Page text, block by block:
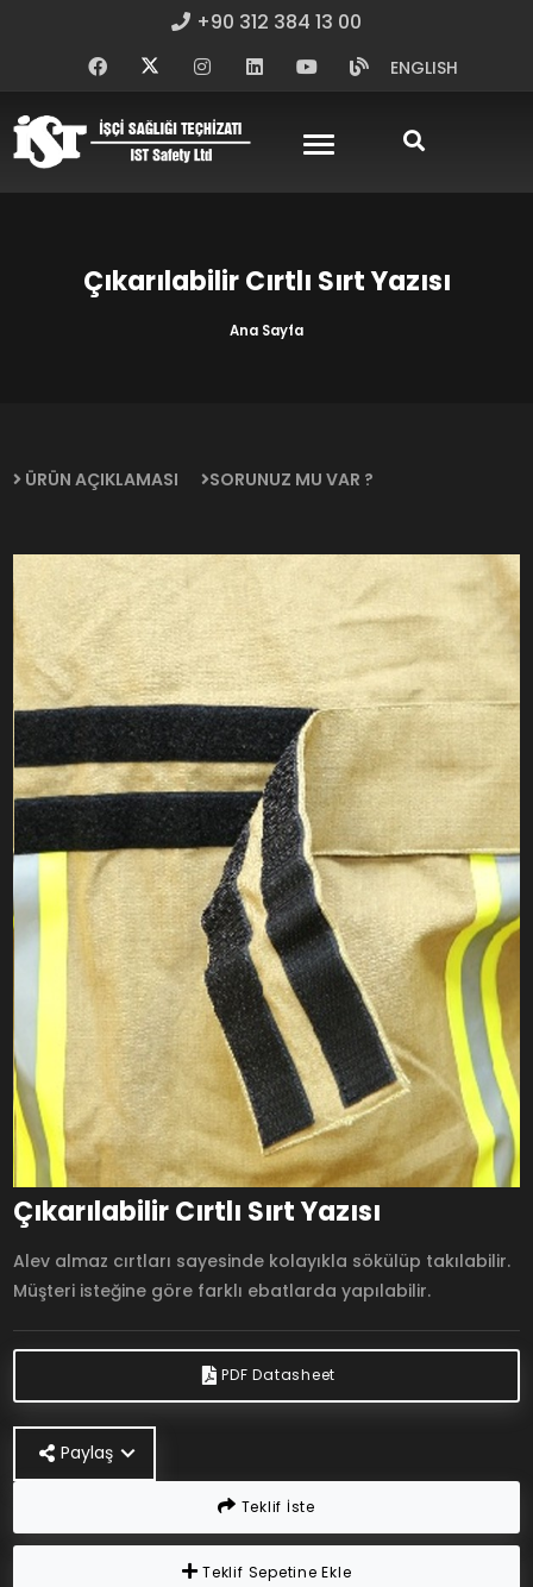
+90 312 384 13 00
ENGLISH
Çıkarılabilir Cırtlı Sırt Yazısı
Ana Sayfa
ÜRÜN AÇIKLAMASI SORUNUZ MU VAR ?
Çıkarılabilir Cırtlı Sırt Yazısı
Alev almaz cırtları sayesinde kolayıkla sökülüp takılabilir.
Müşteri isteğine göre farklı ebatlarda yapılabilir.
PDF Datasheet
Paylaş
Teklif İste
Teklif Sepetine Ekle